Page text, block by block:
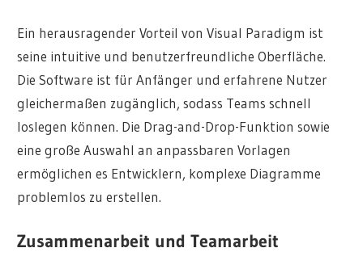
Ein herausragender Vorteil von Visual Paradigm ist
seine intuitive und benutzerfreundliche Oberfläche.
Die Software ist für Anfänger und erfahrene Nutzer
gleichermaßen zugänglich, sodass Teams schnell
loslegen können. Die Drag-and-Drop-Funktion sowie
eine große Auswahl an anpassbaren Vorlagen
ermöglichen es Entwicklern, komplexe Diagramme
problemlos zu erstellen.
Zusammenarbeit und Teamarbeit